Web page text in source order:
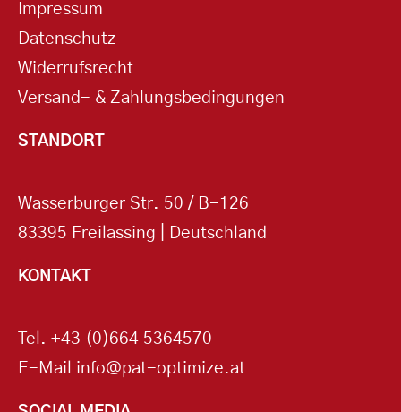
Impressum
Datenschutz
Widerrufsrecht
Versand- & Zahlungsbedingungen
STANDORT
Wasserburger Str. 50 / B-126
83395 Freilassing | Deutschland
KONTAKT
Tel. +43 (0)664 5364570
E-Mail info@pat-optimize.at